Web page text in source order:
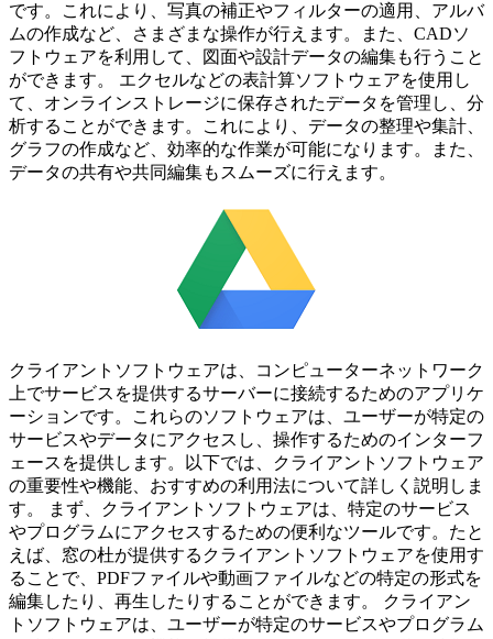
です。これにより、写真の補正やフィルターの適用、アルバ
ムの作成など、さまざまな操作が行えます。また、CADソ
フトウェアを利用して、図面や設計データの編集も行うこと
ができます。 エクセルなどの表計算ソフトウェアを使用し
て、オンラインストレージに保存されたデータを管理し、分
析することができます。これにより、データの整理や集計、
グラフの作成など、効率的な作業が可能になります。また、
データの共有や共同編集もスムーズに行えます。
クライアントソフトウェアは、コンピューターネットワーク
上でサービスを提供するサーバーに接続するためのアプリケ
ーションです。これらのソフトウェアは、ユーザーが特定の
サービスやデータにアクセスし、操作するためのインターフ
ェースを提供します。以下では、クライアントソフトウェア
の重要性や機能、おすすめの利用法について詳しく説明しま
す。 まず、クライアントソフトウェアは、特定のサービス
やプログラムにアクセスするための便利なツールです。たと
えば、窓の杜が提供するクライアントソフトウェアを使用す
ることで、PDFファイルや動画ファイルなどの特定の形式を
編集したり、再生したりすることができます。 クライアン
トソフトウェアは、ユーザーが特定のサービスやプログラム